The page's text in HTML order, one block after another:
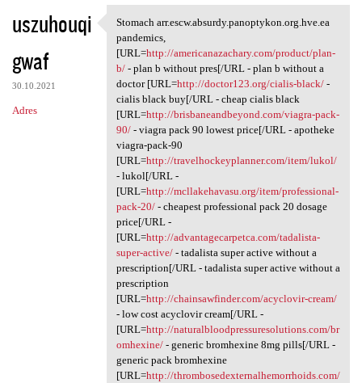
K
o
m
e
n
uszuhouqi
gwaf
30.10.2021
Adres
Stomach arr.escw.absurdy
Stomach arr.escw.absurdy.panoptykon.org.hve.ea
pandemics,
[URL=http://americanazachary.com/product/plan-
b/- plan b without pres[/URL - plan b without a
doctor [URL=http://doctor123.org/cialis-black/-
cialis black buy[/URL - cheap cialis black
[URL=http://brisbaneandbeyond.com/viagra-pack-
90/- viagra pack 90 lowest price[/URL - apotheke
viagra-pack-90
[URL=http://travelhockeyplanner.com/item/lukol/
- lukol[/URL -
[URL=http://mcllakehavasu.org/item/professional-
pack-20/- cheapest professional pack 20 dosage
price[/URL -
[URL=http://advantagecarpetca.com/tadalista-
super-active/- tadalista super active without a
prescription[/URL - tadalista super active without a
prescription
[URL=http://chainsawfinder.com/acyclovir-cream/
- low cost acyclovir cream[/URL -
[URL=http://naturalbloodpressuresolutions.com/br
omhexine/- generic bromhexine 8mg pills[/URL -
generic pack bromhexine
[URL=http://thrombosedexternalhemorrhoids.com/